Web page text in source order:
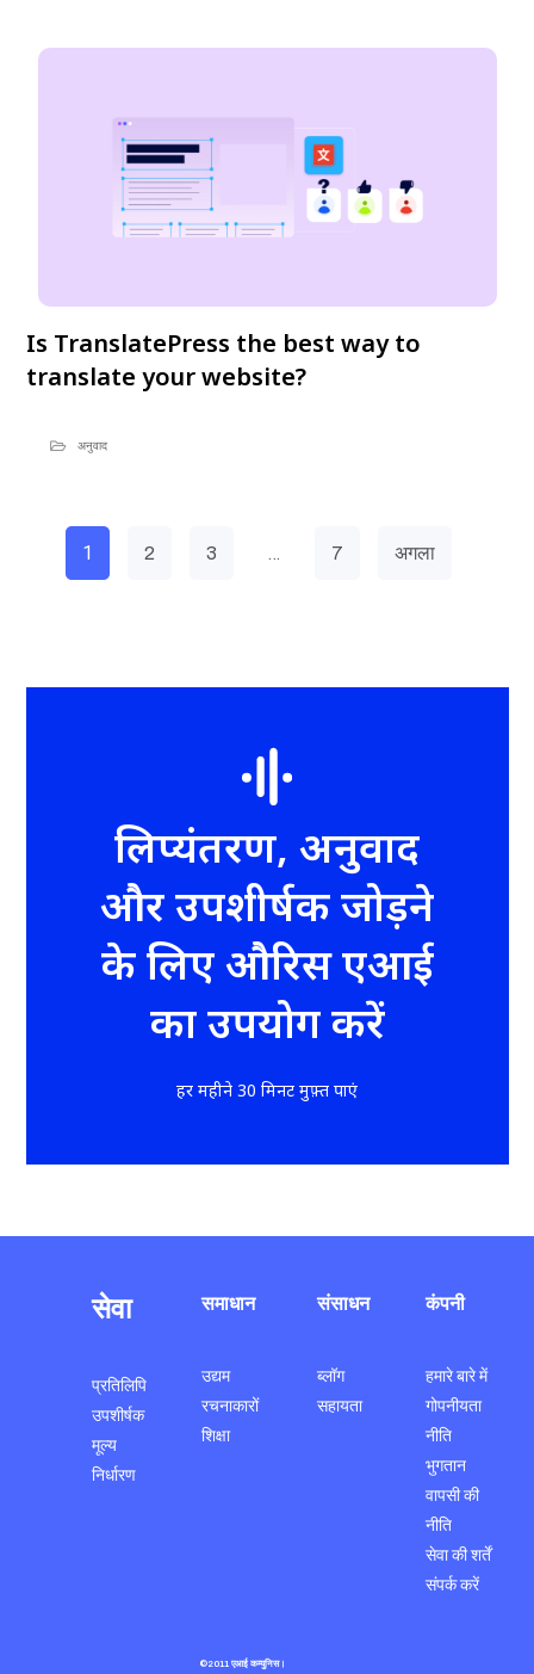
Is TranslatePress the best way to
translate your website?
अनुवाद
1 2 3 … 7 अगला
लिप्यंतरण, अनुवाद
और उपशीर्षक जोड़ने
के लिए औरिस एआई
का उपयोग करें
हर महीने 30 मिनट मुफ़्त पाएं
सेवा
प्रतिलिपि
उपशीर्षक
मूल्य
निर्धारण
समाधान
उद्यम
रचनाकारों
शिक्षा
संसाधन
ब्लॉग
सहायता
कंपनी
हमारे बारे में
गोपनीयता
नीति
भुगतान
वापसी की
नीति
सेवा की शर्तें
संपर्क करें
©2011 एआई कम्युनिस।